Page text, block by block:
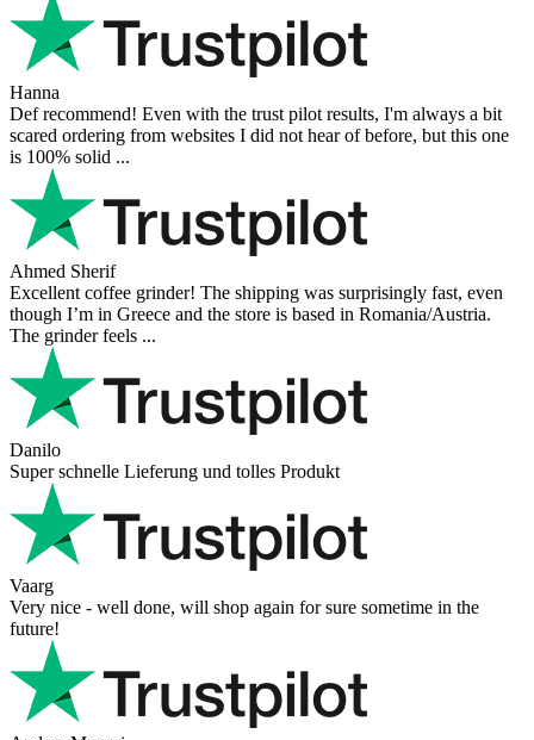
Hanna
Def recommend! Even with the trust pilot results, I'm always a bit
scared ordering from websites I did not hear of before, but this one
is 100% solid ...
Ahmed Sherif
Excellent coffee grinder! The shipping was surprisingly fast, even
though I’m in Greece and the store is based in Romania/Austria.
The grinder feels ...
Danilo
Super schnelle Lieferung und tolles Produkt
Vaarg
Very nice - well done, will shop again for sure sometime in the
future!